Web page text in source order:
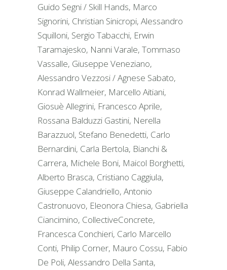
Guido Segni / Skill Hands, Marco
Signorini, Christian Sinicropi, Alessandro
Squilloni, Sergio Tabacchi, Erwin
Taramajesko, Nanni Varale, Tommaso
Vassalle, Giuseppe Veneziano,
Alessandro Vezzosi / Agnese Sabato,
Konrad Wallmeier, Marcello Aitiani,
Giosuè Allegrini, Francesco Aprile,
Rossana Balduzzi Gastini, Nerella
Barazzuol, Stefano Benedetti, Carlo
Bernardini, Carla Bertola, Bianchi &
Carrera, Michele Boni, Maicol Borghetti,
Alberto Brasca, Cristiano Caggiula,
Giuseppe Calandriello, Antonio
Castronuovo, Eleonora Chiesa, Gabriella
Ciancimino, CollectiveConcrete,
Francesca Conchieri, Carlo Marcello
Conti, Philip Corner, Mauro Cossu, Fabio
De Poli, Alessandro Della Santa,